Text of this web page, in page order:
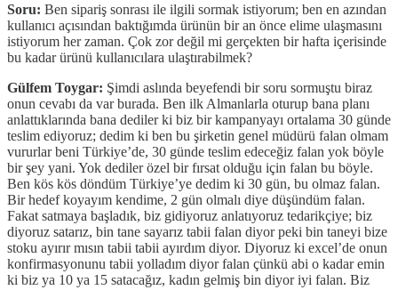
Soru: Ben sipariş sonrası ile ilgili sormak istiyorum; ben en azından
kullanıcı açısından baktığımda ürünün bir an önce elime ulaşmasını
istiyorum her zaman. Çok zor değil mi gerçekten bir hafta içerisinde
bu kadar ürünü kullanıcılara ulaştırabilmek?
Gülfem Toygar: Şimdi aslında beyefendi bir soru sormuştu biraz
onun cevabı da var burada. Ben ilk Almanlarla oturup bana planı
anlattıklarında bana dediler ki biz bir kampanyayı ortalama 30 günde
teslim ediyoruz; dedim ki ben bu şirketin genel müdürü falan olmam
vururlar beni Türkiye’de, 30 günde teslim edeceğiz falan yok böyle
bir şey yani. Yok dediler özel bir fırsat olduğu için falan bu böyle.
Ben kös kös döndüm Türkiye’ye dedim ki 30 gün, bu olmaz falan.
Bir hedef koyayım kendime, 2 gün olmalı diye düşündüm falan.
Fakat satmaya başladık, biz gidiyoruz anlatıyoruz tedarikçiye; biz
diyoruz satarız, bin tane sayarız tabii falan diyor peki bin taneyi bize
stoku ayırır mısın tabii tabii ayırdım diyor. Diyoruz ki excel’de onun
konfirmasyonunu tabii yolladım diyor falan çünkü abi o kadar emin
ki biz ya 10 ya 15 satacağız, kadın gelmiş bin diyor iyi falan. Biz